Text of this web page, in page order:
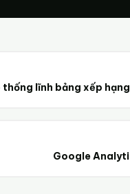
lĩnh bảng xếp
Google